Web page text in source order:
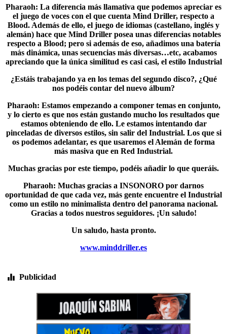
Pharaoh: La diferencia más llamativa que podemos apreciar es
el juego de voces con el que cuenta Mind Driller, respecto a
Blood. Además de ello, el juego de idiomas (castellano, inglés y
alemán) hace que Mind Driller posea unas diferencias notables
respecto a Blood; pero si además de eso, añadimos una batería
más dinámica, unas secuencias más diversas…etc, acabamos
apreciando que la única similitud es casi casi, el estilo Industrial
¿Estáis trabajando ya en los temas del segundo disco?, ¿Qué
nos podéis contar del nuevo álbum?
Pharaoh: Estamos empezando a componer temas en conjunto,
y lo cierto es que nos están gustando mucho los resultados que
estamos obteniendo de ello. Le estamos intentando dar
pinceladas de diversos estilos, sin salir del Industrial. Los que si
os podemos adelantar, es que usaremos el Alemán de forma
más masiva que en Red Industrial.
Muchas gracias por este tiempo, podéis añadir lo que queráis.
Pharaoh: Muchas gracias a INSONORO por darnos
oportunidad de que cada vez, más gente encuentre el Industrial
como un estilo no minimalista dentro del panorama nacional.
Gracias a todos nuestros seguidores. ¡Un saludo!
Un saludo, hasta pronto.
www.minddriller.es
Publicidad